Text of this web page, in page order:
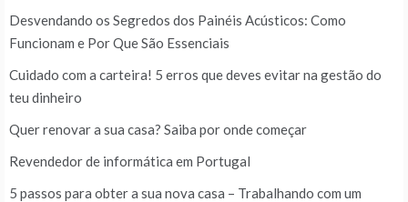
Desvendando os Segredos dos Painéis Acústicos: Como
Funcionam e Por Que São Essenciais
Cuidado com a carteira! 5 erros que deves evitar na gestão do
teu dinheiro
Quer renovar a sua casa? Saiba por onde começar
Revendedor de informática em Portugal
5 passos para obter a sua nova casa – Trabalhando com um